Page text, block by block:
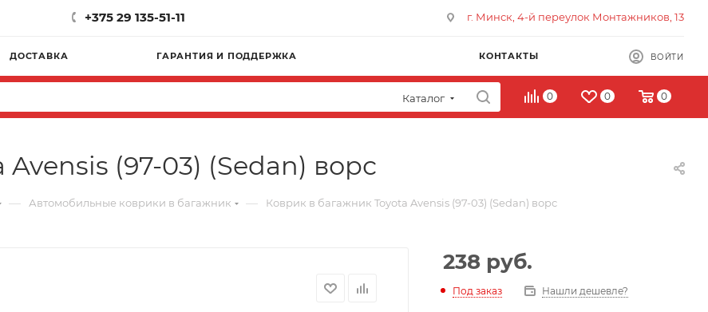
+375 29 135-51-11 г. Минск, 4-й переулок Монтажников, 13
ДОСТАВКА ГАРАНТИЯ И ПОДДЕРЖКА КОНТАКТЫ ВОЙТИ
Каталог 0 0 0
(97-03) (Sedan) ворс
— Автомобильные коврики в багажник — Коврик в багажник Toyota Avensis (97-03) (Sedan) ворс
238 руб.
Под заказ Нашли дешевле?